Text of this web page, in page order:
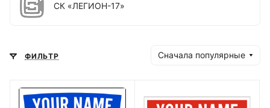
СК «ЛЕГИОН-17»
ФИЛЬТР Сначала популярные